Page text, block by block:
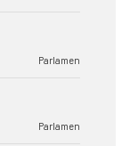
Parlamen
Parlamen